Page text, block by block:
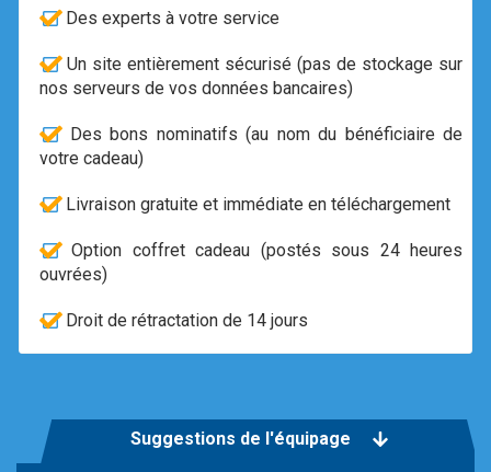
Des experts à votre service
Un site entièrement sécurisé (pas de stockage sur
nos serveurs de vos données bancaires)
Des bons nominatifs (au nom du bénéficiaire de
votre cadeau)
Livraison gratuite et immédiate en téléchargement
Option coffret cadeau (postés sous 24 heures
ouvrées)
Droit de rétractation de 14 jours
Suggestions de l'équipage